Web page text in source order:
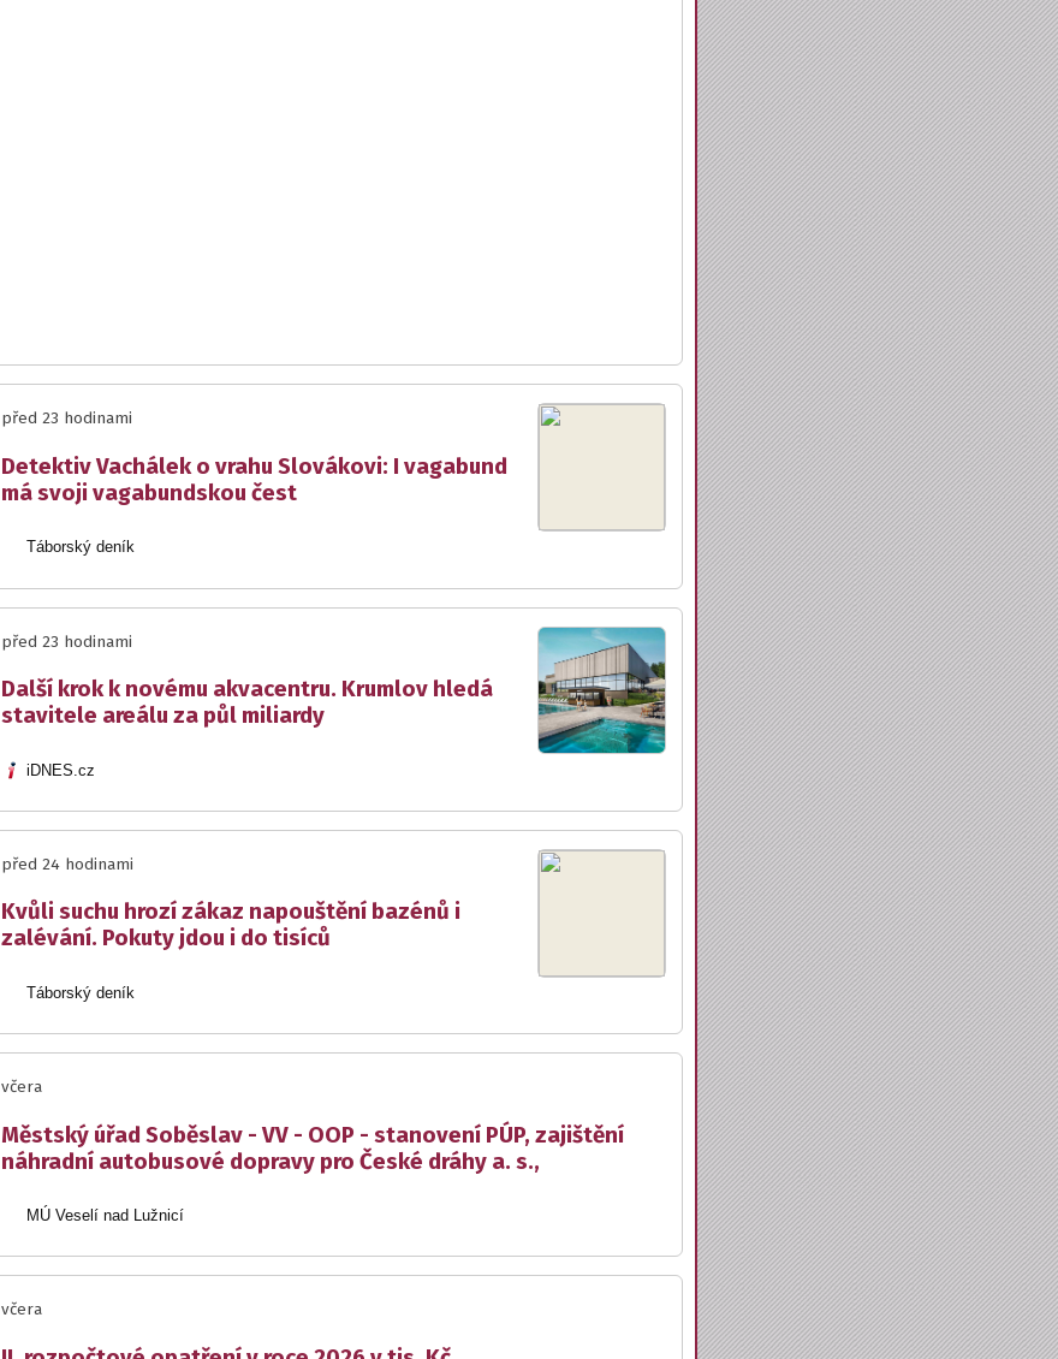
před 23 hodinami
Detektiv Vachálek o vrahu Slovákovi: I vagabund
má svoji vagabundskou čest
Táborský deník
před 23 hodinami
Další krok k novému akvacentru. Krumlov hledá
stavitele areálu za půl miliardy
iDNES.cz
před 24 hodinami
Kvůli suchu hrozí zákaz napouštění bazénů i
zalévání. Pokuty jdou i do tisíců
Táborský deník
včera
Městský úřad Soběslav - VV - OOP - stanovení PÚP, zajištění
náhradní autobusové dopravy pro České dráhy a. s.,
MÚ Veselí nad Lužnicí
včera